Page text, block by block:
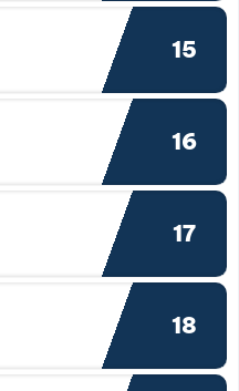
15
16
17
18